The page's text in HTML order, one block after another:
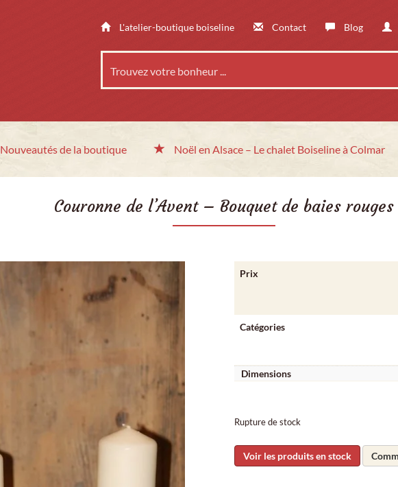
L'atelier-boutique boiseline Contact Blog
Nouveautésde la boutique Noël en Alsace – Le chalet Boiseline à Colmar
Couronne de l’Avent – Bouquet de baies rouges
Prix
Catégories
Dimensions
Rupture de stock
Voir les produits en stock